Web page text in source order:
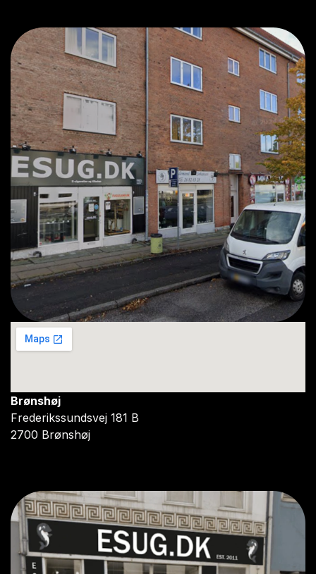
Brønshøj
Frederikssundsvej 181 B
2700 Brønshøj